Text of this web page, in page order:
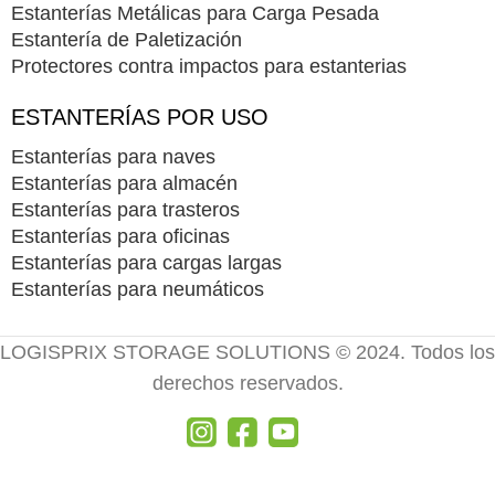
Estanterías Metálicas para Carga Pesada
Estantería de Paletización
Protectores contra impactos para estanterias
ESTANTERÍAS POR USO
Estanterías para naves
Estanterías para almacén
Estanterías para trasteros
Estanterías para oficinas
Estanterías para cargas largas
Estanterías para neumáticos
LOGISPRIX STORAGE SOLUTIONS © 2024. Todos los
derechos reservados.